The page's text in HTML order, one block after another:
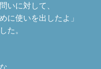
いに対して、
に使いを出したよ」
た。